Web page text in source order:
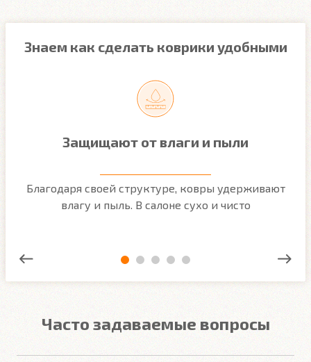
Знаем как сделать коврики удобными
Защищают от влаги и пыли
Благодаря своей структуре, ковры удерживают
влагу и пыль. В салоне сухо и чисто
Часто задаваемые вопросы